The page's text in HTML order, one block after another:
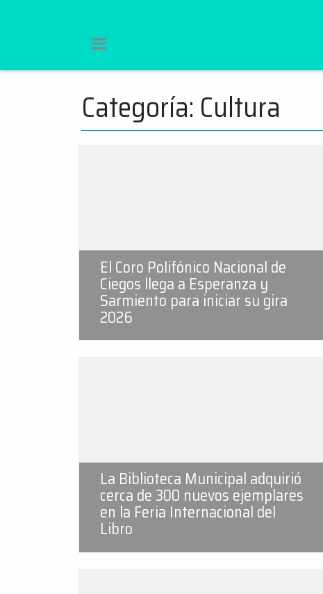
Ir
al
contenido
Categoría: Cultura
El Coro Polifónico Nacional de
Ciegos llega a Esperanza y
Sarmiento para iniciar su gira
2026
La Biblioteca Municipal adquirió
cerca de 300 nuevos ejemplares
en la Feria Internacional del
Libro